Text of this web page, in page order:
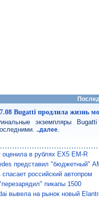
Bugatti продлила жизнь
экземпляры
..далее
оценила в рублях EX5 EM-R
представил "бюджетный"
российский автопром
пикапы 1500
вывела на рынок новый